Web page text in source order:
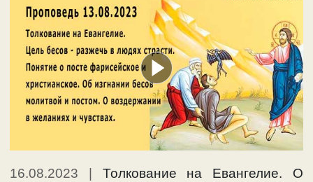
16.08.2023
Толкование на Евангелие. О